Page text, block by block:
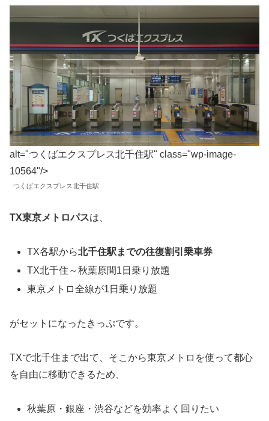
alt="つくばエクスプレス北千住駅" class="wp-image-
10564"/>
つくばエクスプレス北千住駅
TX東京メトロパスは、
TX各駅から北千住駅までの往復割引乗車券
TX北千住～秋葉原間1日乗り放題
東京メトロ全線が1日乗り放題
がセットになったきっぷです。
TXで北千住まで出て、そこから東京メトロを使って都心
を自由に移動できるため、
秋葉原・銀座・渋谷などを効率よく回りたい